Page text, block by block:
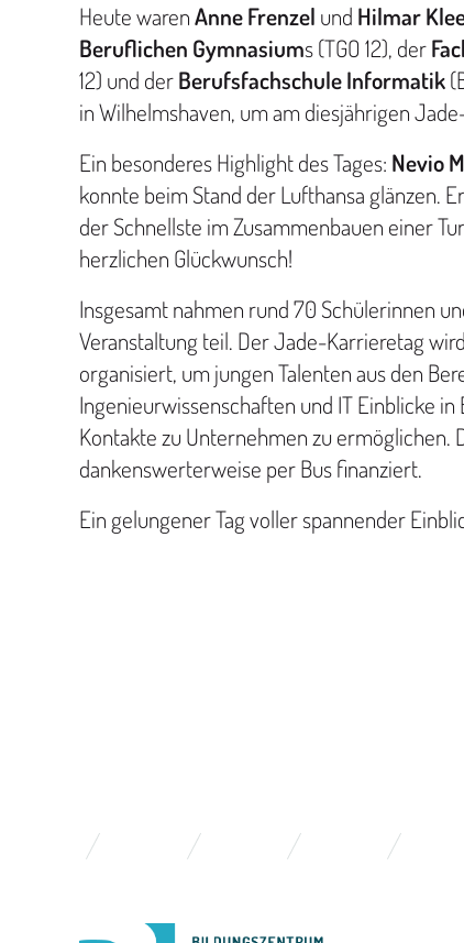
Heute warenAnne Frenzel und Hilmar
Beruflichen Gymnasiums (TGO 12), der
12) und derBerufsfachschule Informatik
in Wilhelmshaven, um am diesjährigen
Ein besonderes Highlight des Tages: Nevio
konnte beim Stand der Lufthansa glänzen.
der Schnellste im Zusammenbauen einer
herzlichen Glückwunsch!
Insgesamt nahmen rund 70 Schülerinnen
Veranstaltung teil. Der Jade-Karrieretag
organisiert, um jungen Talenten aus den
Ingenieurwissenschaften und IT Einblicke
Kontakte zu Unternehmen zu ermöglichen.
dankenswerterweise per Bus finanziert.
Ein gelungener Tag voller spannender